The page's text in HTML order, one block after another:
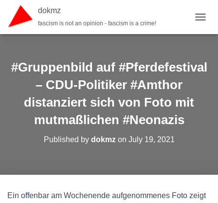
dokmz
fascism is not an opinion - fascism is a crime!
#Gruppenbild auf #Pferdefestival
– CDU-Politiker #Amthor
distanziert sich von Foto mit
mutmaßlichen #Neonazis
Published by dokmzon July 19, 2021
Ein offenbar am Wochenende aufgenommenes Foto zeigt